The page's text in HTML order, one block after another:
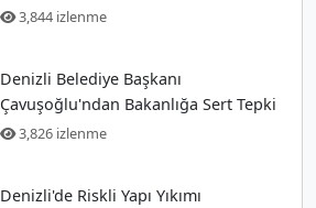
3,844 izlenme
Denizli Belediye Başkanı
Çavuşoğlu'ndan Bakanlığa Sert Tepki
3,826 izlenme
Denizli'de Riskli Yapı Yıkımı